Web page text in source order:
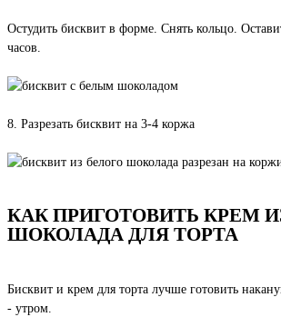
Остудить бисквит в форме. Снять кольцо.
часов.
8. Разрезать бисквит на 3-4 коржа
КАК ПРИГОТОВИТЬ КРЕМ
ШОКОЛАДА ДЛЯ ТОРТА
Бисквит и крем для торта лучше готовить
- утром.